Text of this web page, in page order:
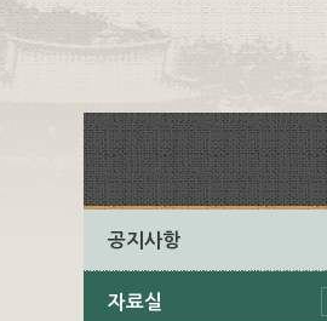
공지사항
자료실